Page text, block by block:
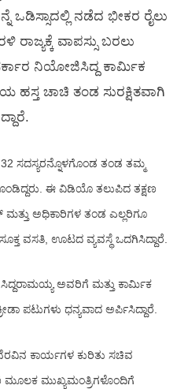
ಒಡಿಸ್ಸಾದಲ್ಲಿ ನಡೆದ ಭೀಕರ ರೈಲು
ವಾಪಸ್ಸು ಬರಲು
ಸರ್ಕಾರ ನಿಯೋಜಿಸಿದ್ದ ಕಾರ್ಮಿಕ
ಚಾಚಿ ತಂಡ ಸುರಕ್ಷಿತವಾಗಿ
ಸದಸ್ಯರನ್ನೊಳಗೊಂಡ ತಂಡ ತಮ್ಮ
ಈ ವಿಡಿಯೊ ತಲುಪಿದ ತಕ್ಷಣ
ಅಧಿಕಾರಿಗಳ ತಂಡ ಎಲ್ಲರಿಗೂ
ವಸತಿ‌, ಊಟದ ವ್ಯವಸ್ಥೆ ಒದಗಿಸಿದ್ದಾರೆ.
ಅವರಿಗೆ ಮತ್ತು ಕಾರ್ಮಿಕ
ಪಟುಗಳು ಧನ್ಯವಾದ ಅರ್ಪಿಸಿದ್ದಾರೆ.
ನೆರವಿನ ಕಾರ್ಯಗಳ ಕುರಿತು ಸಚಿವ
ಮುಖ್ಯಮಂತ್ರಿಗಳೊಂದಿಗೆ